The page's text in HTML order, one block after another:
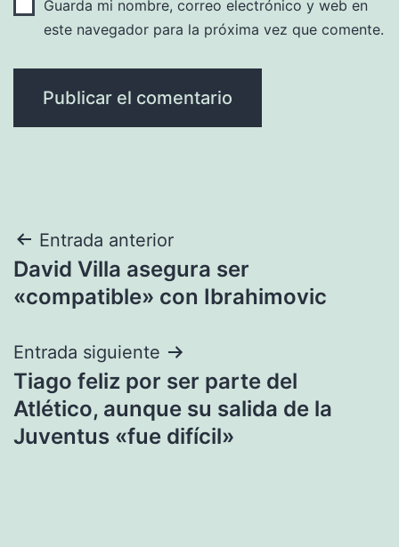
Guarda mi nombre, correo electrónico y web en
este navegador para la próxima vez que comente.
Navegación
de
Entrada anterior
David Villa asegura ser
«compatible» con Ibrahimovic
Entrada siguiente
Tiago feliz por ser parte del
Atlético, aunque su salida de la
Juventus «fue difícil»